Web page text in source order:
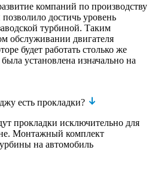
компаний по производству
достичь уровень
турбиной. Таким
обслуживании двигателя
будет работать столько же
установлена изначально на
есть прокладки?
прокладки исключительно для
Монтажный комплект
на автомобиль